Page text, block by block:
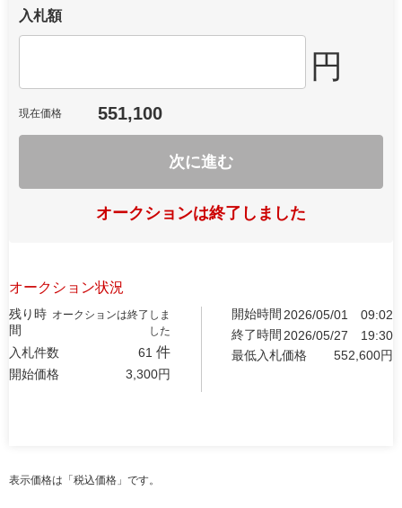
入札額
円
現在価格 551,100
次に進む
オークションは終了しました
オークション状況
残り時
間
オークションは終了しま
した
入札件数 61 件
開始価格 3,300円
開始時間 2026/05/01
09:02
終了時間 2026/05/27
19:30
最低入札価格
552,600円
表示価格は「税込価格」です。